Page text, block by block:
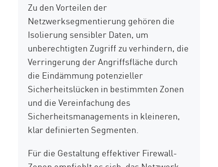
Zu den Vorteilen der
Netzwerksegmentierung gehören die
Isolierung sensibler Daten, um
unberechtigten Zugriff zu verhindern, die
Verringerung der Angriffsfläche durch
die Eindämmung potenzieller
Sicherheitslücken in bestimmten Zonen
und die Vereinfachung des
Sicherheitsmanagements in kleineren,
klar definierten Segmenten.
Für die Gestaltung effektiver Firewall-